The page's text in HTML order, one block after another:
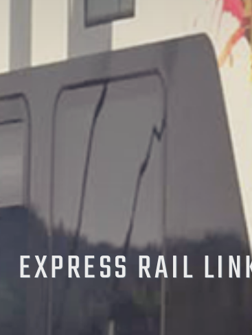
EXPRESS RAIL